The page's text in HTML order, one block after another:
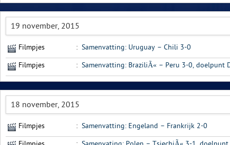
19 november, 2015
Filmpjes : Samenvatting: Uruguay – Chili 3-0
Filmpjes : Samenvatting: BraziliÃ« – Peru 3-0, doelpunt
18 november, 2015
Filmpjes : Samenvatting: Engeland – Frankrijk 2-0